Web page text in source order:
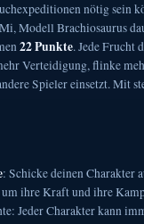
nötig sein
Modell Brachiosaurus
22 Punkte. Jede Frucht
Verteidigung, flinke
Spieler einsetzt. Mit
: Schicke deinen Charakter
um ihre Kraft und ihre
Jeder Charakter kann